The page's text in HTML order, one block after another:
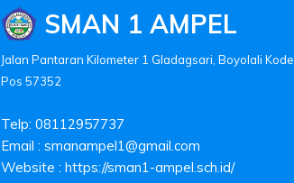
SMAN 1 AMPEL
Jalan Pantaran Kilometer 1 Gladagsari, Boyolali Kode
Pos 57352
Telp: 08112957737
Email : smanampel1@gmail.com
Website : https://sman1-ampel.sch.id/